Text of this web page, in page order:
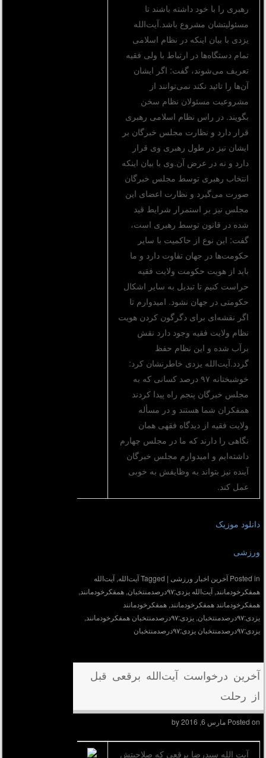
رهبری را با خود داشته باشند تا
مسئولیتشان مشروع باشد.آیت‌الله
یزدی با بیان اینکه در نظام اسلامی
تمام دستگاه‌ها در ارتباط با ولی فقیه
تعریف می‌شوند، گفت: اگر ایشان
آن‌ها را تائید نکند نمی‌توانند از
مشروعیت مسئولان نظام سخن
بگویند. در راس نظام اسلامی رهبری
قرار دارد و نظارت مجلس خبرگان بر
ایشان نیز در طول رهبری وی قرار
دارد و نه در عرض آن.وی با بیان اینکه
انتخاب رهبری توسط مجلس خبرگان
صورت می‌گیرد و نظارت اعضای این
مجلس نیز بر استمرار شرایط قید
شده در قانون توسط رهبری است،
گفت: این نوع از حاکمیت با سایر
حکومت‌ها در جهان تفاوت دارد و ما
باید از هویت حکومت ولایت فقیه
حراست کنیم تا تبدیل به سایر اشکال
حکومتی در جهان نشود. امیدوارم تا
اگر نقشه‌ای برای دگرگون کردن هویت
نظام ولایت فقیه وجود دارد نقش
برآب شده و این نظام حفظ
گردد.آیت‌الله یزدی خاطرنشان کرد:
خوشبختانه ۹۷ درصد کسانی که به
مجلس خبرگان پنجم راه پیدا کردند
همفکران شما هستند و در مسأله
ولایت فقیه از دیدگاه فقهی‌‌ همان
نگاهی را دارند که ما در مجلس چهارم
داشته‌ایم و امیدوارم مجلس خبرگان
آینده نیز بتواند به وظایفش به خوبی
عمل کند.
دانلود موزیک
ورزشی
Posted inآخرین اخبار ورزشی |
Taggedآیت‌الله,آیت‌الله
همفکرخودمانند,آیت‌الله یزدی:۹۷درصدمنتخبان ,همفکرخودمانند,
همفکرخودمانند همفکرخودمانند,همفکرخودمانند
یزدی:۹۷درصدمنتخبان
,یزدی:۹۷درصدمنتخبان همفکرخودمانند
,
یزدی:۹۷درصدمنتخبان یزدی:۹۷درصدمنتخبان
آخرین درخواست آیت‌الله برقعی قبل
از رحلت
Posted onمارس 6, 2016 by
آیت الله سیدرضا برقعی که صلاحیتش